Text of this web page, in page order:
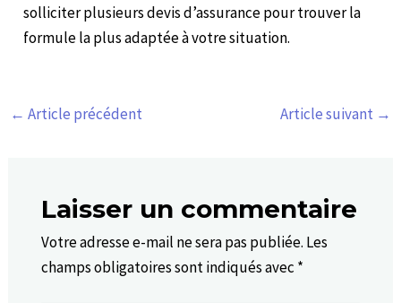
solliciter plusieurs devis d’assurance pour trouver la
formule la plus adaptée à votre situation.
← Article précédent Article suivant →
Laisser un commentaire
Votre adresse e-mail ne sera pas publiée. Les
champs obligatoires sont indiqués avec *